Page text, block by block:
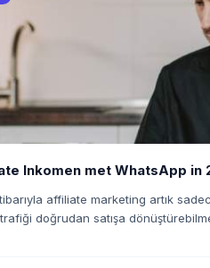
Inkomen met WhatsApp in
affiliate marketing artık
doğrudan satışa